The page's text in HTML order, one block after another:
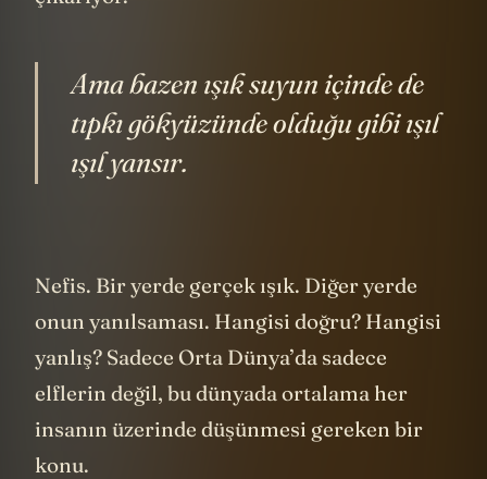
Ama bazen ışık suyun içinde de
tıpkı gökyüzünde olduğu gibi ışıl
Nefis. Bir yerde gerçek ışık. Diğer yerde
onun yanılsaması. Hangisi doğru? Hangisi
yanlış? Sadece Orta Dünya’da sadece
elflerin değil, bu dünyada ortalama her
insanın üzerinde düşünmesi gereken bir